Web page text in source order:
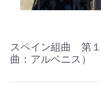
スペイン組曲 第
曲：アルベニス）